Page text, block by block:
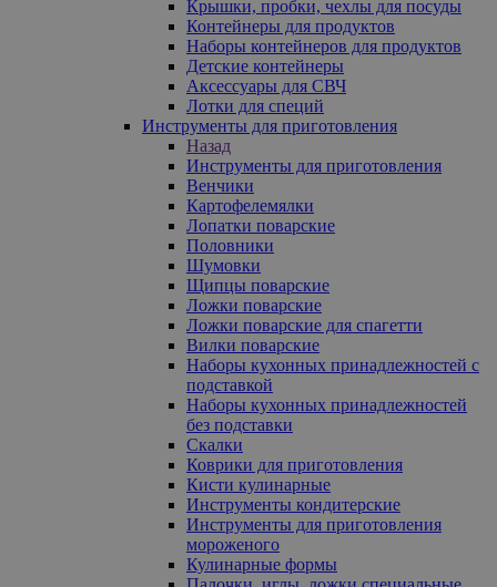
Крышки, пробки, чехлы для посуды
Контейнеры для продуктов
Наборы контейнеров для продуктов
Детские контейнеры
Аксессуары для СВЧ
Лотки для специй
Инструменты для приготовления
Назад
Инструменты для приготовления
Венчики
Картофелемялки
Лопатки поварские
Половники
Шумовки
Щипцы поварские
Ложки поварские
Ложки поварские для спагетти
Вилки поварские
Наборы кухонных принадлежностей с
подставкой
Наборы кухонных принадлежностей
без подставки
Скалки
Коврики для приготовления
Кисти кулинарные
Инструменты кондитерские
Инструменты для приготовления
мороженого
Кулинарные формы